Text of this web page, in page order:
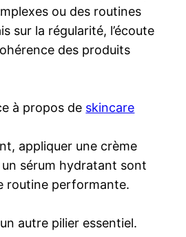
ou des routines
sur la régularité, l’écoute
des produits
à propos de skincare
appliquer une crème
sérum hydratant sont
routine performante.
autre pilier essentiel.